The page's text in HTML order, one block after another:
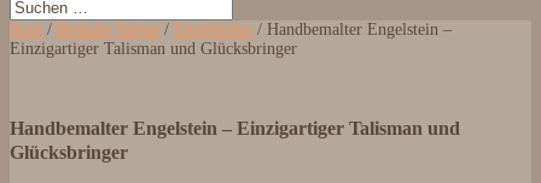
Start / Bemalte Steine / Engelsteine / Handbemalter Engelstein –
Einzigartiger Talisman und Glücksbringer
Handbemalter Engelstein – Einzigartiger Talisman und
Glücksbringer